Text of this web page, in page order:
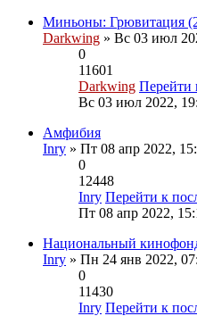
Миньоны: Грювитация
Darkwing » Вс 03 июл
0
11601
Darkwing Перейти
Вс 03 июл 2022,
Амфибия
Inry » Пт 08 апр 2022,
0
12448
Inry Перейти к
Пт 08 апр 2022,
Национальный
Inry » Пн 24 янв 2022,
0
11430
Inry Перейти к